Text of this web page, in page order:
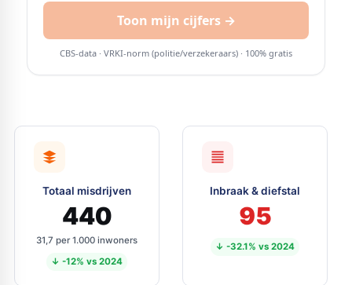
Totaal misdrijven
440
31,7 per 1.000 inwoners
↓ -12% vs 2024
Inbraak & diefstal
95
↓ -32.1% vs 2024